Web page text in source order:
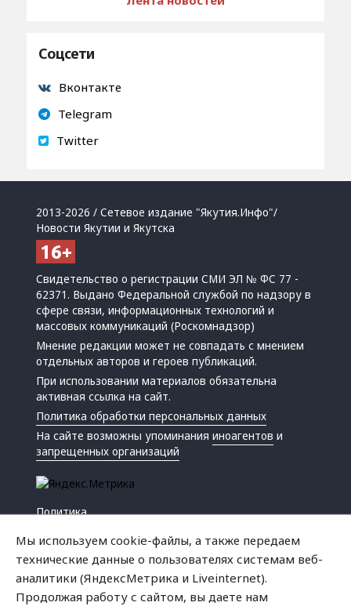
Соцсети
Вконтакте
Telegram
Twitter
2013-2026 / Сетевое издание "Якутия.Инфо"/
Новости Якутии и Якутска
Свидетельство о регистрации СМИ ЭЛ № ФС 77 -
62371. Выдано Федеральной службой по надзору в
сфере связи, информационных технологий и
массовых коммуникаций (Роскомнадзор)
Мнение редакции может не совпадать с мнением
отдельных авторов и героев публикаций.
При использовании материалов обязательна
активная ссылка на сайт.
Политика обработки персональных данных
На сайте возможны упоминанияиноагентов и
запрещенных организаций
Политика
Мы используем cookie-файлы, а также передаем
технические данные о пользователях системам веб-
аналитики (ЯндексМетрика и Liveinternet).
Продолжая работу с сайтом, вы даете нам